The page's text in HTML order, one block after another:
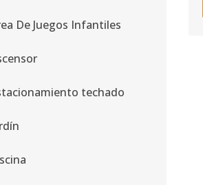
De Juegos Infantiles
techado